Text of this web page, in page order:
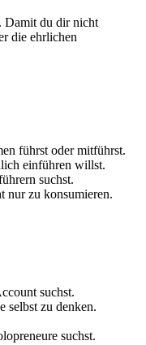
Damit du dir nicht
die ehrlichen
führst oder mitführst.
einführen willst.
suchst.
nur zu konsumieren.
suchst.
selbst zu denken.
suchst.